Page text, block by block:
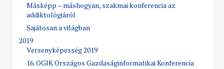
Másképp – máshogyan, szakmai konferencia az
addiktológiáról
Sajátosan a világban
2019
Versenyképesség 2019
16. OGIK Országos Gazdaságinformatikai Konferencia